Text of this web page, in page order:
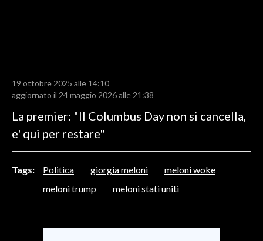
RISULTATI E CLASSIFICHE
CALCIO REGIONALE
BASKET
MOTORI
ALTRI SPORT
19 ottobre 2025 alle 14:10
aggiornato il 24 maggio 2026 alle 21:38
La premier: "Il Columbus Day non si cancella,
e' qui per restare"
Tags: Politica giorgia meloni
meloni woke
meloni trump
meloni stati uniti